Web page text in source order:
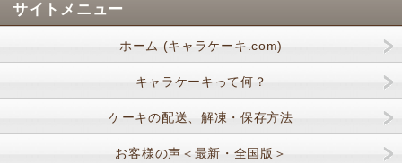
サイトメニュー
ホーム (キャラケーキ.com)
キャラケーキって何？
ケーキの配送、解凍・保存方法
お客様の声＜最新・全国版＞